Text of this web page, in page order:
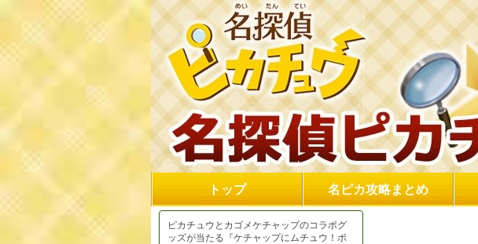
トップ 名ピカ攻略まとめ
ピカチュウとカゴメケチャップのコラボグ
ッズが当たる『ケチャップにムチュウ！ポ